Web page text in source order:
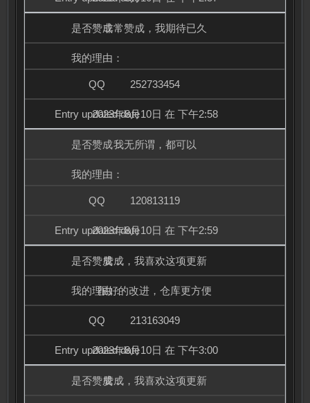
非常赞成，我期待已久
252733454
2023年8月10日 在 下午2:58
我无所谓，都可以
120813119
2023年8月10日 在 下午2:59
赞成，我喜欢这项更新
很好的改进，仓库更方便
213163049
2023年8月10日 在 下午3:00
赞成，我喜欢这项更新